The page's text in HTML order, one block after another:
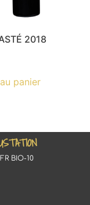
2018
panier
BIO-10